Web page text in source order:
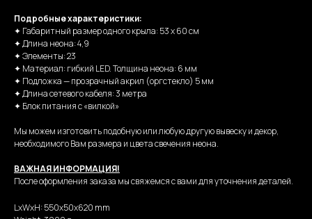
Подробные характеристики:
✦ Габаритный размер одного крыла: 53 х 60 см
✦ Длина неона: 4,9
✦ Элементы: 23
✦ Материал: гибкий LED. Толщина неона: 6 мм
✦ Подложка — прозрачный акрил (оргстекло) 5 мм
✦ Длина сетевого кабеля: 3 метра
✦ Блок питания с «вилкой»
Мы можем изготовить подобную или любую другую вывеску и декор,
необходимого Вам размера и цвета свечения неона.
ВАЖНАЯ ИНФОРМАЦИЯ!
После оформления заказа мы свяжемся с вами для уточнения деталей.
LxWxH: 550x50x620 mm